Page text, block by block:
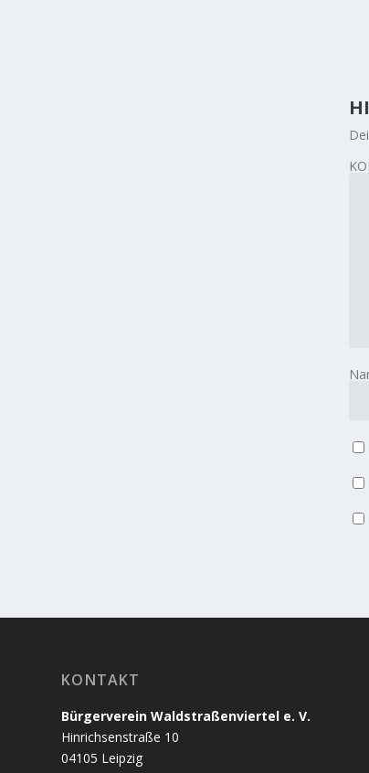
KONTAKT
Bürgerverein Waldstraßenviertel e. V.
Hinrichsenstraße 10
04105 Leipzig